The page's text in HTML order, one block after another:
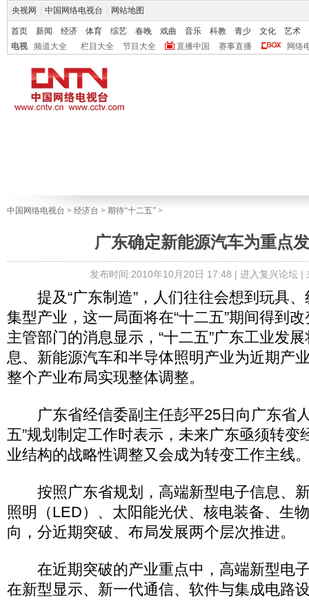
央视网 中国网络电视台 网站地图
首页 新闻 经济 体育 综艺 春晚 戏曲 音乐 科教 青少 文化
艺术
电视
频道大全 栏目大全 节目大全 直播中国 赛事直播 网络
中国网络电视台 > 经济台 > 期待“十二五” >
广东确定新能源汽车为重点
发布时间:2010年10月20日 17:48 | 进入复兴论坛|
提及“广东制造”，人们往往会想到玩具、
集型产业，这一局面将在“十二五”期间得到
主管部门的消息显示，“十二五”广东工业发
息、新能源汽车和半导体照明产业为近期产
整个产业布局实现整体调整。
广东省经信委副主任彭平25日向广东省人
五”规划制定工作时表示，未来广东亟须转变
业结构的战略性调整又会成为转变工作主线
按照广东省规划，高端新型电子信息、
照明（LED）、太阳能光伏、核电装备、生
向，分近期突破、布局发展两个层次推进。
在近期突破的产业重点中，高端新型电
在新型显示、新一代通信、软件与集成电路